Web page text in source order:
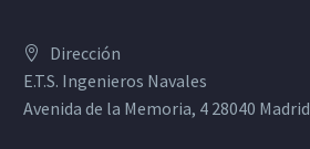
Dirección
E.T.S. Ingenieros Navales
Avenida de la Memoria, 4 28040 Madrid